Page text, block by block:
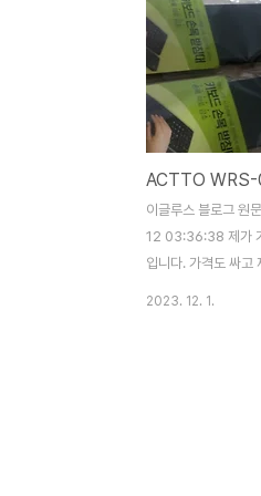
이글루스 블로그
12 03:36:38 제가
입니다. 가격도 싸고
2023. 12. 1.